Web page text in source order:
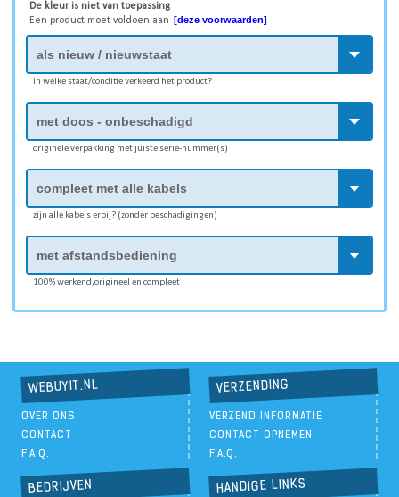
De kleur is niet van toepassing
Een product moet voldoen aan [deze voorwaarden]
in welke staat/conditie verkeerd het product?
originele verpakking met juiste serie-nummer(s)
zijn alle kabels erbij? (zonder beschadigingen)
100% werkend,origineel en compleet
WEBUYIT.NL
OVER ONS
CONTACT
F.A.Q.
VERZENDING
VERZEND INFORMATIE
CONTACT OPNEMEN
F.A.Q.
BEDRIJVEN HANDIGE LINKS